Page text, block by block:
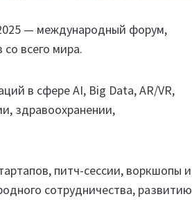
— международный форум,
всего мира.
в сфере AI, Big Data, AR/VR,
здравоохранении,
питч-сессии, воркшопы и
сотрудничества, развитию